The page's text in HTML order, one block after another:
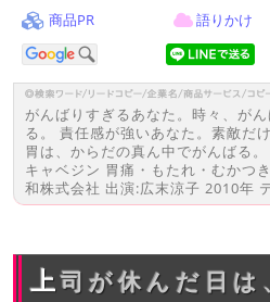
商品PR 語りかけ
がんばりすぎるあなた。時々、が
る。 責任感が強いあなた。素敵だ
胃は、からだの真ん中でがんばる
キャベジン 胃痛・もたれ・むかつ
和株式会社 出演:広末涼子 2010年
上司が休んだ日は、会社が好き